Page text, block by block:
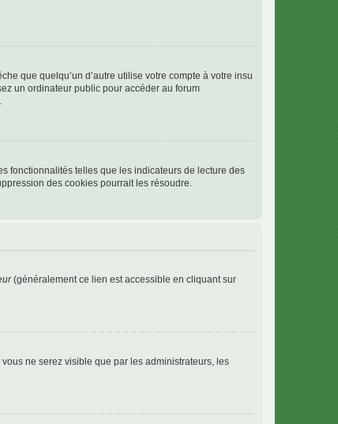
que quelqu’un d’autre utilise votre compte à votre insu
un ordinateur public pour accéder au forum
fonctionnalités telles que les indicateurs de lecture des
des cookies pourrait les résoudre.
(généralement ce lien est accessible en cliquant sur
ne serez visible que par les administrateurs, les